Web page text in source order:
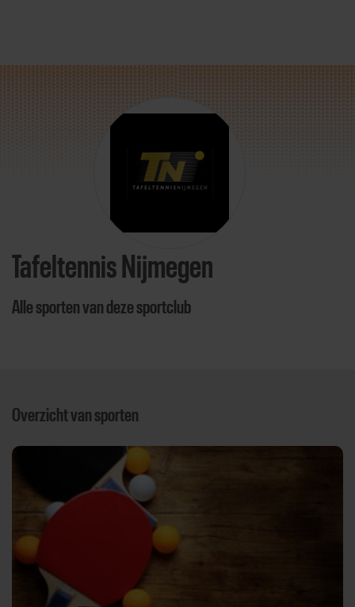
Direct door naar content
Tafeltennis Nijmegen
Alle sporten van deze sportclub
Overzicht van sporten